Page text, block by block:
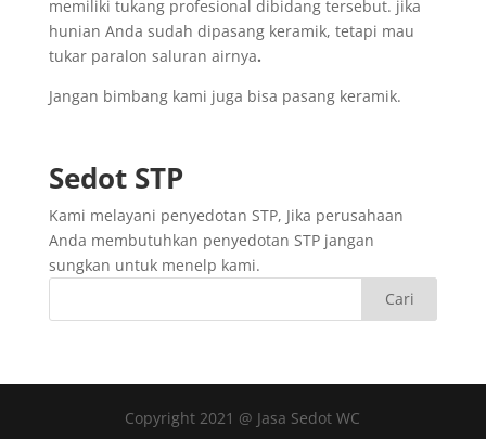
memiliki tukang profesional dibidang tersebut. jika
hunian Anda sudah dipasang keramik, tetapi mau
tukar paralon saluran airnya.
Jangan bimbang kami juga bisa pasang keramik.
Sedot STP
Kami melayani penyedotan STP, Jika perusahaan
Anda membutuhkan penyedotan STP jangan
sungkan untuk menelp kami.
Copyright 2021 @ Jasa Sedot WC